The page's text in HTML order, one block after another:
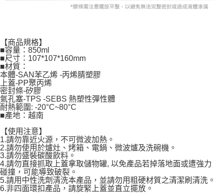
【商品規格】
■容量：850ml
■尺寸：107*107*160mm
■材質：
本體-SAN苯乙烯 -丙烯腈塑膠
上蓋-PP聚丙烯
密封條-矽膠
氣孔塞-TPS -SEBS 熱塑性彈性體
耐熱範圍: -20°C~80°C
■產地：越南
【使用注意】
1.請勿靠近火源，不可微波加熱。
2.請勿使用於爐灶、烤箱、電鍋、微波爐及洗碗機。
3.請勿盛裝碳酸飲料。
4.請勿直接抓取上蓋拿取儲物罐, 以免產品若掉落地面或遭強力
碰撞，可能導致破裂。
5.請用中性洗劑清洗本產品，並請勿用粗硬材質之清潔刷清洗。
6.非四面環扣產品，請旋緊上蓋並直立擺放。